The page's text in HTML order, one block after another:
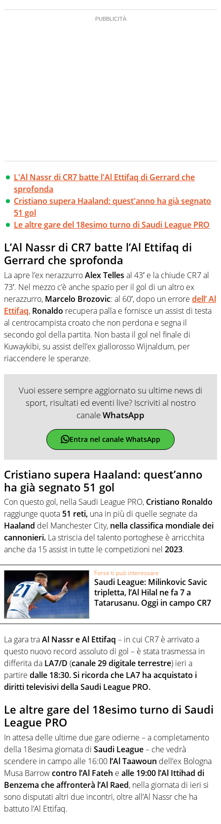
L'Al Nassr di CR7 batte l'Al Ettifaq di Gerrard che
sprofonda
Cristiano supera Haaland: quest'anno ha già segnato
51 gol
Le altre gare del 18esimo turno di Saudi League PRO
L’Al Nassr di CR7 batte l’Al Ettifaq di
Gerrard che sprofonda
La apre l’ex nerazzurroAlex Telles al 43′ e la chiude CR7 al
73′. Nel mezzo c’è anche spazio per il gol di un altro ex
nerazzurro, Marcelo Brozovic: al 60′, dopo un errore dell’ Al
Ettifaq, Ronaldo recupera palla e fornisce un assist di testa
al centrocampista croato che non perdona e segna il
secondo gol della partita. Non basta il gol nel finale di
Kuwaykibi, su assist dell’ex giallorosso Wijnaldum, per
riaccendere le speranze.
Vuoi essere sempre aggiornato su ultime news di
sport, risultati ed eventi live? Iscriviti al nostro
canaleWhatsApp
Entra nel canale WhatsApp
Cristiano supera Haaland: quest’anno
ha già segnato 51 gol
Con questo gol, nella Saudi League PRO, Cristiano Ronaldo
raggiunge quota 51 reti, una in più di quelle segnate da
Haaland del Manchester City, nella classifica mondiale dei
cannonieri. La striscia del talento portoghese è arricchita
anche da 15 assist in tutte le competizioni nel 2023.
Forse ti può interessare
Saudi League: Milinkovic Savic
tripletta, l’Al Hilal ne fa 7 a
Tatarusanu. Oggi in campo CR7
La gara traAl Nassr e Al Ettifaq – in cui CR7 è arrivato a
questo nuovo record assoluto di gol – è stata trasmessa in
differita da LA7/D (canale 29 digitale terrestre) ieri a
partire dalle 18:30. Si ricorda che LA7 ha acquistato i
diritti televisivi della Saudi League PRO.
Le altre gare del 18esimo turno di Saudi
League PRO
In attesa delle ultime due gare odierne – a completamento
della 18esima giornata di Saudi League– che vedrà
scendere in campo alle 16:00 l’Al Taawoun dell’ex Bologna
Musa Barrowcontro l’Al Fateh e alle 19:00 l’Al Ittihad di
Benzema che affronterà l’Al Raed, nella giornata di ieri si
sono disputati altri due incontri, oltre all’Al Nassr che ha
battuto l’Al Ettifaq.